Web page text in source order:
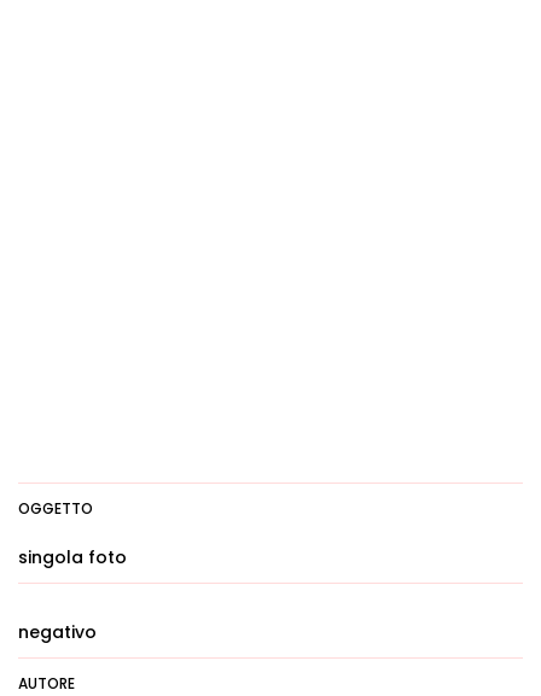
OGGETTO
singola foto
negativo
AUTORE